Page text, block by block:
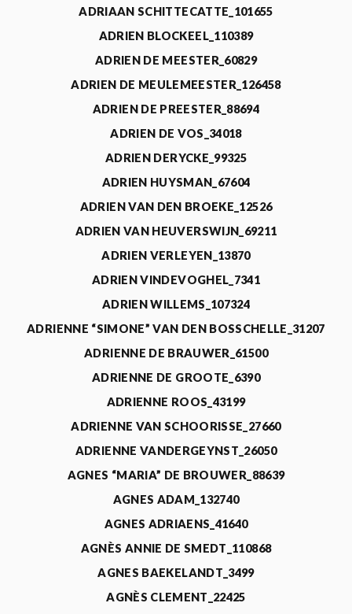
ADRIAAN SCHITTECATTE_101655
ADRIEN BLOCKEEL_110389
ADRIEN DE MEESTER_60829
ADRIEN DE MEULEMEESTER_126458
ADRIEN DE PREESTER_88694
ADRIEN DE VOS_34018
ADRIEN DERYCKE_99325
ADRIEN HUYSMAN_67604
ADRIEN VAN DEN BROEKE_12526
ADRIEN VAN HEUVERSWIJN_69211
ADRIEN VERLEYEN_13870
ADRIEN VINDEVOGHEL_7341
ADRIEN WILLEMS_107324
ADRIENNE “SIMONE” VAN DEN BOSSCHELLE_31207
ADRIENNE DE BRAUWER_61500
ADRIENNE DE GROOTE_6390
ADRIENNE ROOS_43199
ADRIENNE VAN SCHOORISSE_27660
ADRIENNE VANDERGEYNST_26050
AGNES “MARIA” DE BROUWER_88639
AGNES ADAM_132740
AGNES ADRIAENS_41640
AGNÈS ANNIE DE SMEDT_110868
AGNES BAEKELANDT_3499
AGNÈS CLEMENT_22425